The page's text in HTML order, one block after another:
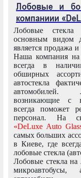
Лобовые и
компаниии
Лобовые
основным видом
является продажа и
Наша компания на
всегда в
обширных
автостекла
возникающие с
всегда поможет
персонал. На
«DeLuxe Auto
самых больших
в Киеве, где
лобовые стекла
Лобовые стекла на
микроавтобусы,